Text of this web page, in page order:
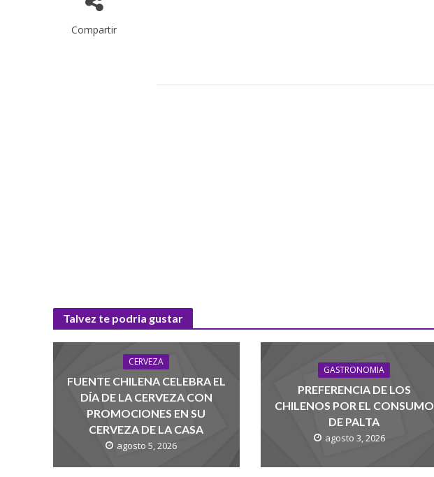
Compartir
Talvez te podria gustar
CERVEZA
FUENTE CHILENA CELEBRA EL
DÍA DE LA CERVEZA CON
PROMOCIONES EN SU
CERVEZA DE LA CASA
agosto 5, 2026
GASTRONOMIA
PREFERENCIA DE LOS
CHILENOS POR EL CONSUMO
DE PALTA
agosto 3, 2026